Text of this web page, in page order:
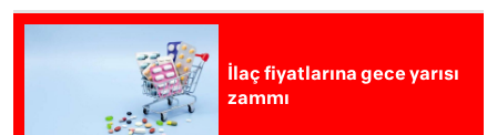
İlaç fiyatlarına gece yarısı
zammı